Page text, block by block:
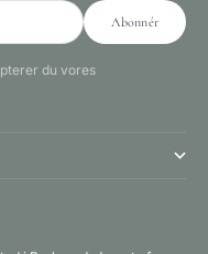
Abonnér
du vores